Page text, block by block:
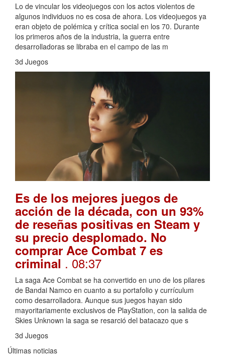
Lo de vincular los videojuegos con los actos violentos de
algunos individuos no es cosa de ahora. Los videojuegos ya
eran objeto de polémica y crítica social en los 70. Durante
los primeros años de la industria, la guerra entre
desarrolladoras se libraba en el campo de las m
3d Juegos
Es de los mejores juegos de
acción de la década, con un 93%
de reseñas positivas en Steam y
su precio desplomado. No
comprar Ace Combat 7 es
criminal . 08:37
La saga Ace Combat se ha convertido en uno de los pilares
de Bandai Namco en cuanto a su portafolio y currículum
como desarrolladora. Aunque sus juegos hayan sido
mayoritariamente exclusivos de PlayStation, con la salida de
Skies Unknown la saga se resarció del batacazo que s
3d Juegos
Últimas noticias